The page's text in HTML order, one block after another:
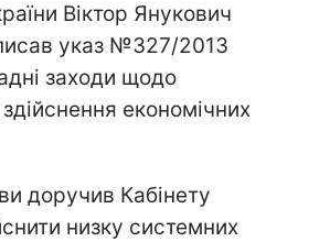
Віктор Янукович
указ №327/2013
заходи щодо
економічних
доручив Кабінету
низку системних